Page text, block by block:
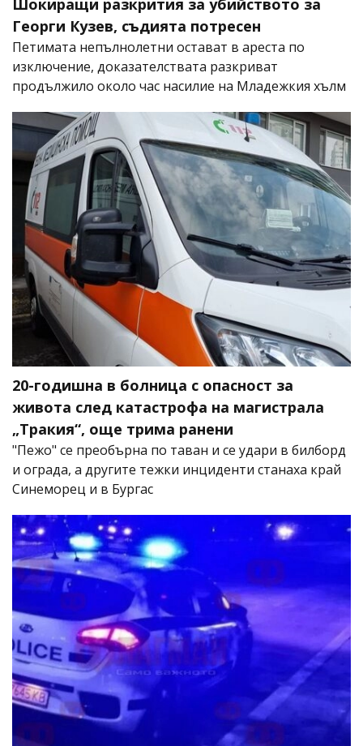
Шокиращи разкрития за убийството за
Георги Кузев, съдията потресен
Петимата непълнолетни остават в ареста по
изключение, доказателствата разкриват
продължило около час насилие на Младежкия хълм
20-годишна в болница с опасност за
живота след катастрофа на магистрала
„Тракия“, още трима ранени
"Пежо" се преобърна по таван и се удари в билборд
и ограда, а другите тежки инциденти станаха край
Синеморец и в Бургас